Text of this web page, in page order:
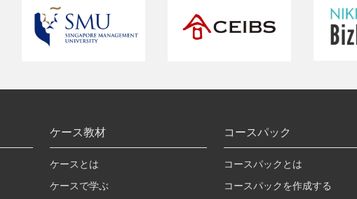
ケース教材
ケースとは
ケースで学ぶ
コースパック
コースパックとは
コースパックを作成する